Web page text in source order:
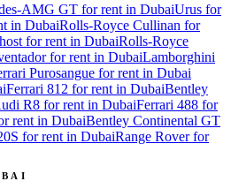
AMG GT for rent in DubaiUrus for
in DubaiRolls-Royce Cullinan for
for rent in DubaiRolls-Royce
for rent in DubaiLamborghini
Purosangue for rent in Dubai
Ferrari 812 for rent in DubaiBentley
R8 for rent in DubaiFerrari 488 for
rent in DubaiBentley Continental GT
for rent in DubaiRange Rover for